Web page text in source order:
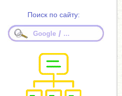
Поиск по сайту:
Google / ...